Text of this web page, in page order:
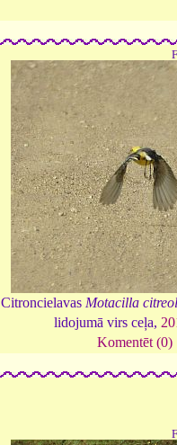
Citroncielavas Motacilla
lidojumā virs ceļa,
Komentēt (0)